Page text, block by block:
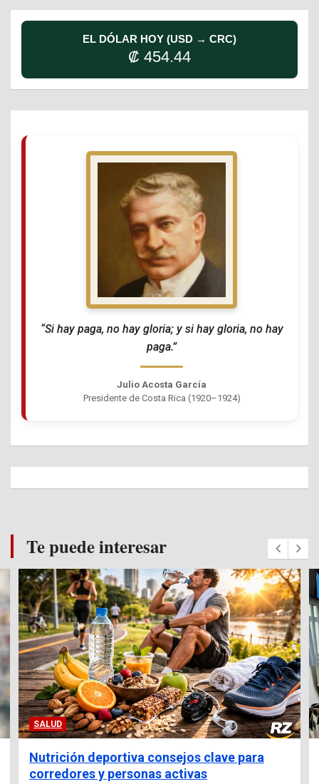
EL DÓLAR HOY (USD → CRC)
₡ 454.44
“Si hay paga, no hay gloria; y si hay gloria, no hay
paga.”
Julio Acosta García
Presidente de Costa Rica (1920–1924)
Te puede interesar
SALUD
Nutrición deportiva consejos clave para
corredores y personas activas